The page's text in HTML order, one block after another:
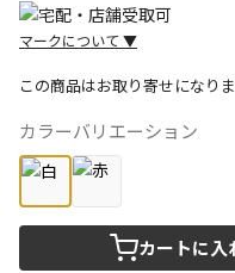
マークについて ▼
宅配や店舗受取を
店舗のみで受取
できません）
※同時購入の商
この商品はお取り寄せになりま
カラーバリエーション
カートに入